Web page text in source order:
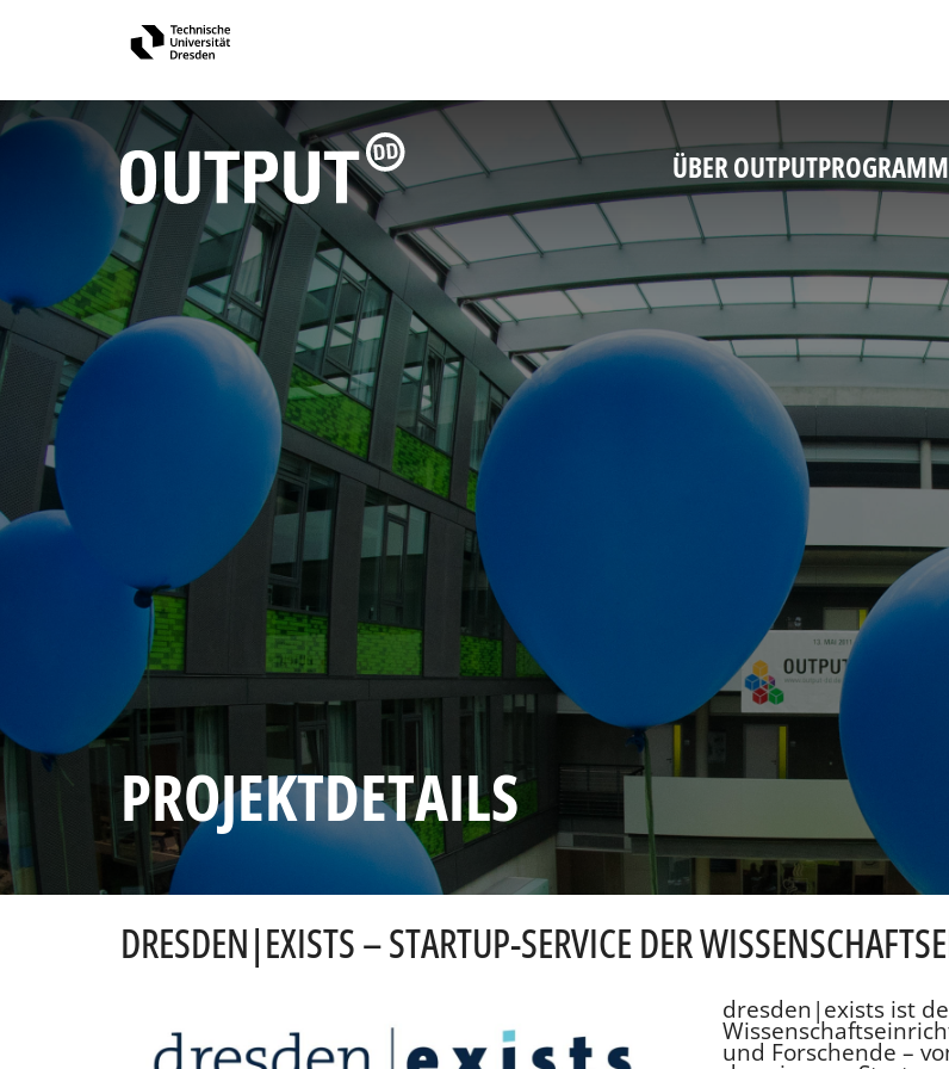
ÜBER OUTPUTPROGRAMM
PROJEKTDETAILS
DRESDEN|EXISTS – STARTUP-SERVICE DER
dresden|exists ist
und Forschende –